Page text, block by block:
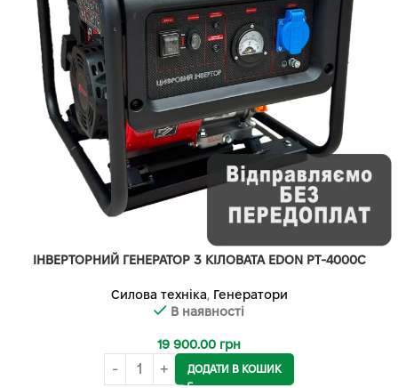
ІНВЕРТОРНИЙ ГЕНЕРАТОР 3 КІЛОВАТА EDON PT-4000C
Силова техніка, Генератори
В наявності
19 900.00 грн
ДОДАТИ В КОШИК